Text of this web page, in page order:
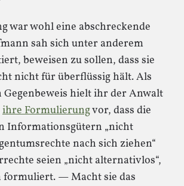
war wohl eine abschreckende
sah sich unter anderem
beweisen zu sollen, dass sie
nicht für überflüssig hält. Als
hielt ihr der Anwalt
ihre Formulierungvor, dass die
Informationsgütern „nicht
nach sich ziehen“
seien „nicht alternativlos“,
formuliert. — Macht sie das